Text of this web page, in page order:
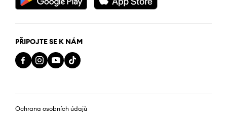
PŘIPOJTE SE K NÁM
Ochrana osobních údajů